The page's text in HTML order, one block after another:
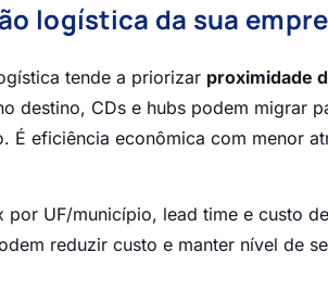
logística da sua
tende a priorizar proximidade
destino, CDs e hubs podem migrar
É eficiência econômica com menor
UF/município, lead time e custo de
reduzir custo e manter nível de